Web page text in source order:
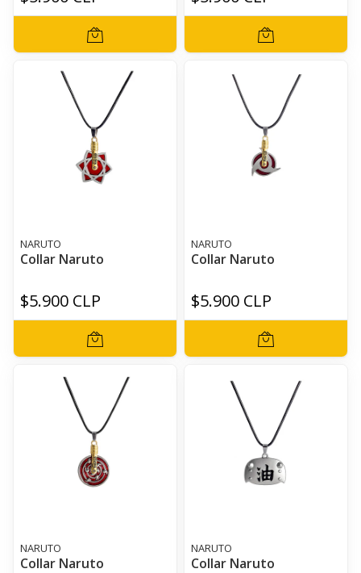
NARUTO
Collar Naruto
$5.900 CLP
NARUTO
Collar Naruto
$5.900 CLP
NARUTO
Collar Naruto
NARUTO
Collar Naruto